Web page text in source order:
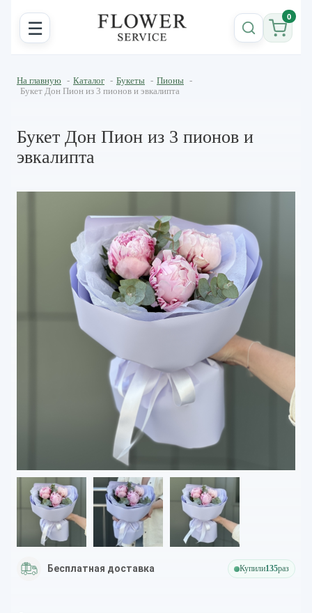
☰ 0
На главную - Каталог - Букеты - Пионы -
Букет Дон Пион из 3 пионов и эвкалипта
Букет Дон Пион из 3 пионов и
эвкалипта
Бесплатная доставка Купили135раз